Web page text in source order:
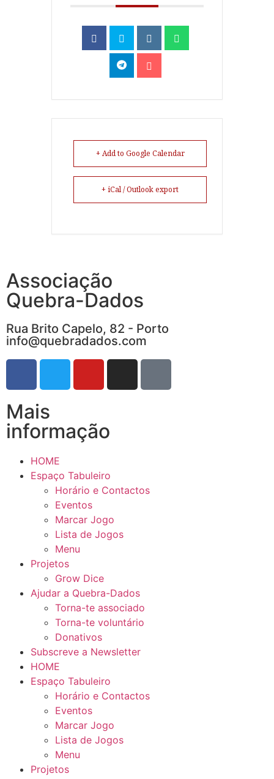
+ Add to Google Calendar
+ iCal / Outlook export
Associação
Quebra-Dados
Rua Brito Capelo, 82 - Porto
info@quebradados.com
Mais
informação
HOME
Espaço Tabuleiro
Horário e Contactos
Eventos
Marcar Jogo
Lista de Jogos
Menu
Projetos
Grow Dice
Ajudar a Quebra-Dados
Torna-te associado
Torna-te voluntário
Donativos
Subscreve a Newsletter
HOME
Espaço Tabuleiro
Horário e Contactos
Eventos
Marcar Jogo
Lista de Jogos
Menu
Projetos